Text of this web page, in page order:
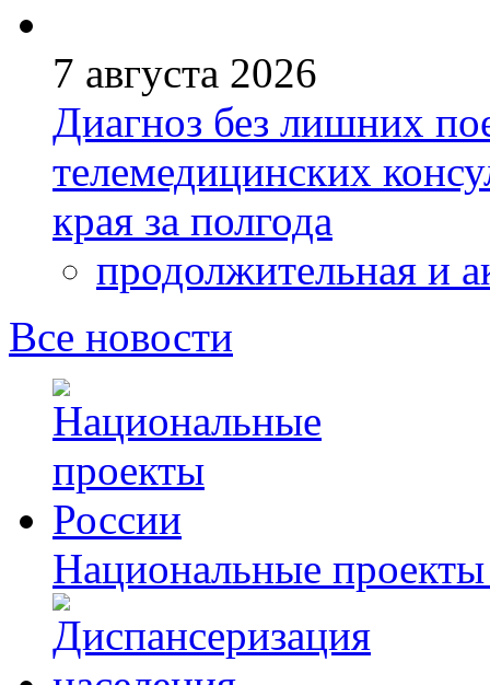
7 августа 2026
Диагноз без лишних
телемедицинских
края за полгода
продолжительная и
Все новости
Национальные